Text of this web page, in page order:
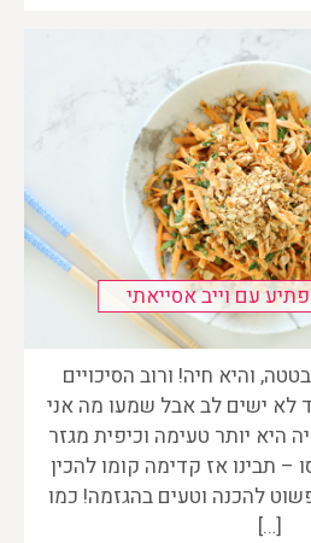
עם וייב אסייאתי
והיא חיה! ורוב הסיכויים
ישים לב אבל שמעו מה אני
היא יותר טעימה וכיפית מגזר
– תבינו אז קדימה קומו להכין
להכנה וטעים בהגזמה! כמו
[…]